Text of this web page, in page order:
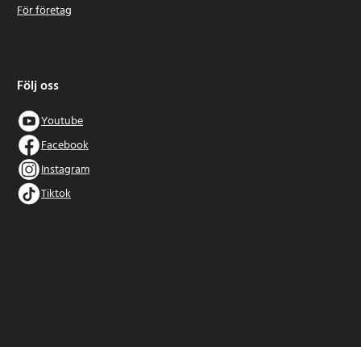
För företag
Följ oss
Youtube
Facebook
Instagram
Tiktok